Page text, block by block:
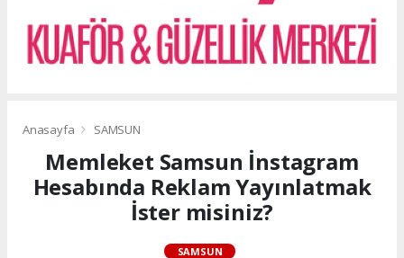
Anasayfa SAMSUN
Memleket Samsun İnstagram
Hesabında Reklam Yayınlatmak
İster misiniz?
SAMSUN